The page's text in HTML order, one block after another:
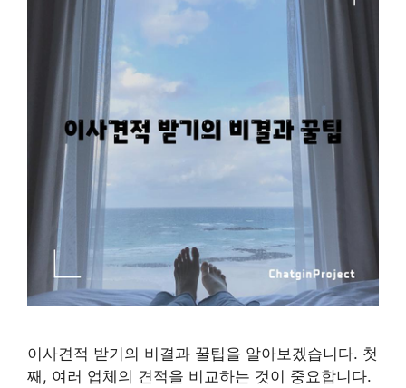
이사견적 받기의 비결과 꿀팁을 알아보겠습니다. 첫
째, 여러 업체의 견적을 비교하는 것이 중요합니다.